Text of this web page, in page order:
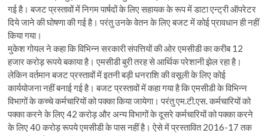
गई है। बजट प्रस्तावों में निगम पार्षदों के लिए सहायक के रूप में डाटा एन्ट्री ऑपरेटर
दिये जाने की घोषणा की गई है। परंतु उनके वेतन के लिए बजट में कोई प्रावधान ही नहीं
किया गया।
मुकेश गोयल ने कहा कि विभिन्न सरकारी संपत्तियों की ओर एमसीडी का करीब 12
हजार करोड़ रूपये बकाया है। एमसीडी बुरी तरह से आर्थिक परेशानी झेल रहा है।
लेकिन वर्तमान बजट प्रस्तावों में इतनी बड़ी धनराशि की वसूली के लिए कोई
कार्ययोजना नहीं बनाई गई है। बजट प्रस्तावों में कहा गया है कि एमसीडी के विभिन्न
विभागों के कच्चे कर्मचारियों को पक्का किया जायेगा। परंतु एम.टी.एस. कर्मचारियों को
पक्का करने के लिए 42 करोड़ और अन्य विभागों के दूसरे कर्मचारियों को पक्का करने
के लिए 40 करोड़ रूपये एमसीडी के पास नहीं है। ऐसे में प्रस्तावित 2016-17 तक